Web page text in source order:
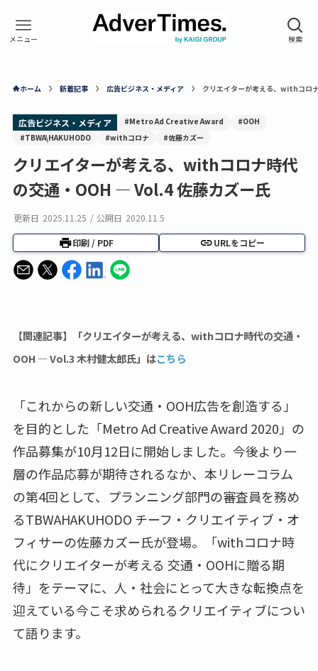
ホーム 新着記事 広告ビジネス・メディア クリエイターが考える、withコロ
広告ビジネス・メディア #Metro Ad Creative Award
#OOH
#TBWA\HAKUHODO
#withコロナ #佐藤カズー
クリエイターが考える、withコロナ時代
の交通・OOH — Vol.4 佐藤カズー氏
更新日 2025.11.25 / 公開日 2020.11.5
印刷 / PDF URLをコピー
【関連記事】「クリエイターが考える、withコロナ時代の交通・
OOH — Vol.3 木村健太郎氏」はこちら
「これからの新しい交通・OOH広告を創造する」
を目的とした「Metro Ad Creative Award 2020」の
作品募集が10月12日に開始しました。今後より一
層の作品応募が期待されるなか、本リレーコラム
の第4回として、プランニング部門の審査員を務め
るTBWAHAKUHODO チーフ・クリエイティブ・オ
フィサーの佐藤カズー氏が登場。「withコロナ時
代にクリエイターが考える 交通・OOHに贈る期
待」をテーマに、人・社会にとって大きな転換点を
迎えている今こそ求められるクリエイティブについ
て語ります。